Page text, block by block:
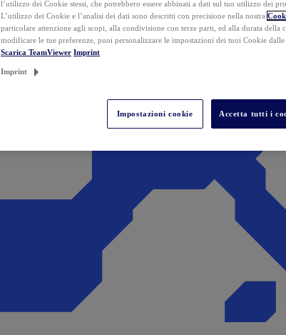
l’utilizzo dei Cookie stessi, che potrebbero essere abbinati a dati sul tuo utilizzo dei
L’utilizzo dei Cookie e l’analisi dei dati sono descritti con precisione nella nostra
particolare attenzione agli scopi, alla condivisione con terze parti, ed alla durata della
modificare le tue preferenze, puoi personalizzare le impostazioni dei tuoi Cookie
Scarica TeamViewer Imprint
Imprint
Impostazioni cookie Accetta tutti i